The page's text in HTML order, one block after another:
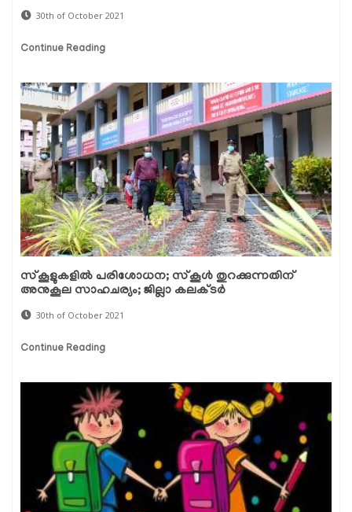
30th of October 2021
Continue Reading
സ്‌കൂളുകളില്‍ പരിശോധന; സ്‌കൂള്‍ തുറക്കുന്നതിന്
അനുകൂല സാഹചര്യം; ജില്ലാ കലക്ടര്‍
30th of October 2021
Continue Reading